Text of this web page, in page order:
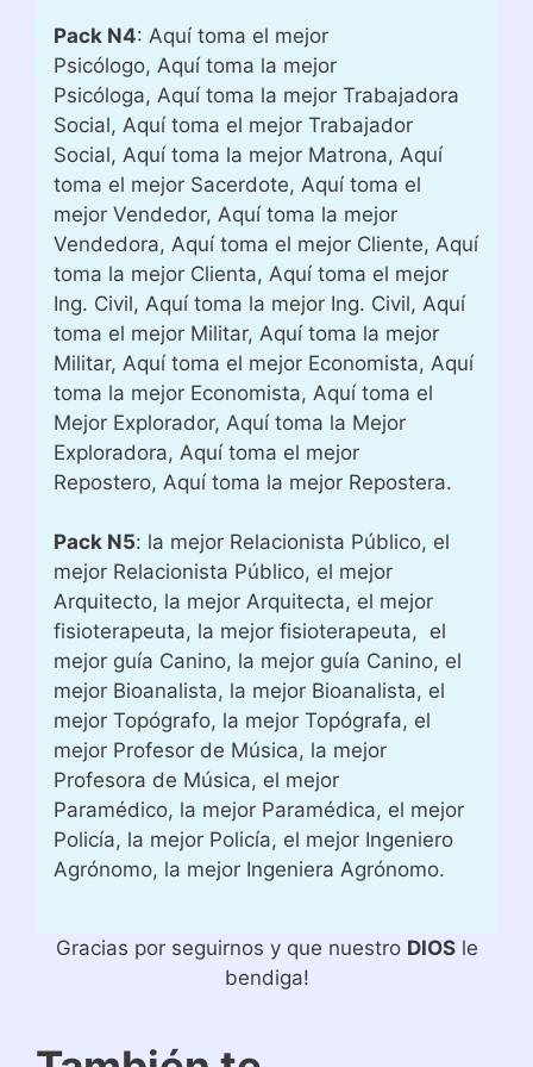
Pack N4: Aquí toma el mejor
Psicólogo, Aquí toma la mejor
Psicóloga, Aquí toma la mejor Trabajadora
Social, Aquí toma el mejor Trabajador
Social, Aquí toma la mejor Matrona, Aquí
toma el mejor Sacerdote, Aquí toma el
mejor Vendedor, Aquí toma la mejor
Vendedora, Aquí toma el mejor Cliente, Aquí
toma la mejor Clienta, Aquí toma el mejor
Ing. Civil, Aquí toma la mejor Ing. Civil, Aquí
toma el mejor Militar, Aquí toma la mejor
Militar, Aquí toma el mejor Economista, Aquí
toma la mejor Economista, Aquí toma el
Mejor Explorador, Aquí toma la Mejor
Exploradora, Aquí toma el mejor
Repostero, Aquí toma la mejor Repostera.
Pack N5: la mejor Relacionista Público, el
mejor Relacionista Público, el mejor
Arquitecto, la mejor Arquitecta, el mejor
fisioterapeuta, la mejor fisioterapeuta, el
mejor guía Canino, la mejor guía Canino, el
mejor Bioanalista, la mejor Bioanalista, el
mejor Topógrafo, la mejor Topógrafa, el
mejor Profesor de Música, la mejor
Profesora de Música, el mejor
Paramédico, la mejor Paramédica, el mejor
Policía, la mejor Policía, el mejor Ingeniero
Agrónomo, la mejor Ingeniera Agrónomo.
Gracias por seguirnos y que nuestro DIOSle
bendiga!